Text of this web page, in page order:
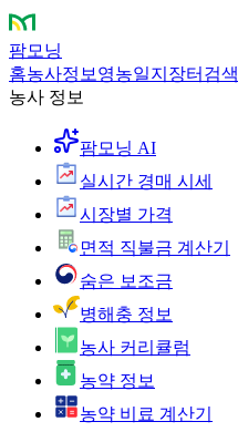
팜모닝
홈농사정보 영농일지 장터 검색
농사 정보
팜모닝 AI
실시간 경매 시세
시장별 가격
면적 직불금 계산기
숨은 보조금
병해충 정보
농사 커리큘럼
농약 정보
농약 비료 계산기